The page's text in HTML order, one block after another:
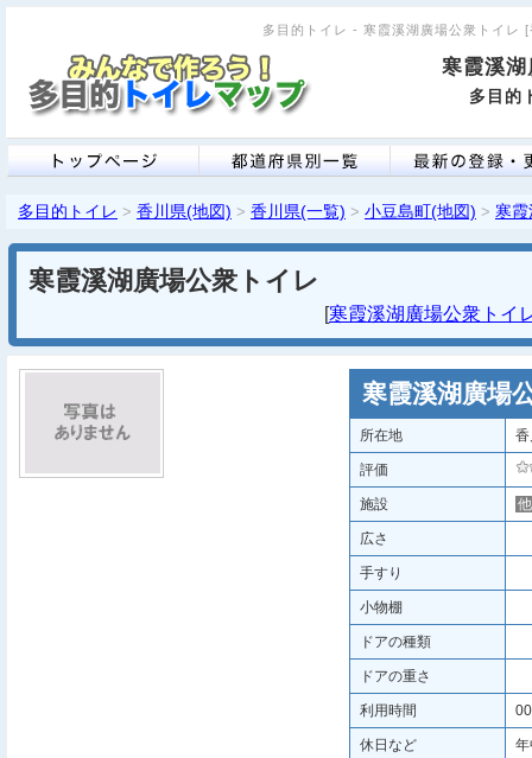
多目的トイレ - 寒霞溪湖廣場公衆トイレ
寒霞溪
多目的
多目的トイレ > 香川県(地図) > 香川県(一覧) > 小豆島町(地図) > 寒
寒霞溪湖廣場公衆トイレ
[寒霞溪湖廣場公衆トイ
寒霞溪湖廣場
所在地
評価
施設 他
広さ
手すり
小物棚
ドアの種類
ドアの重さ
利用時間
休日など